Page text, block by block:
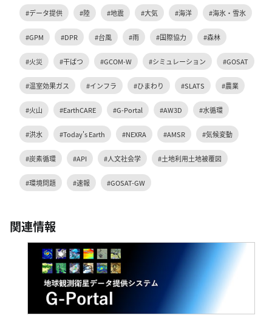
#データ提供 #陸 #地震 #大気 #海洋 #海氷・雪氷
#GPM #DPR #台風 #雨 #国際協力 #森林
#火災 #干ばつ #GCOM-W #シミュレーション #GOSAT
#温室効果ガス #インフラ #ひまわり #SLATS #農業
#火山 #EarthCARE #G-Portal #AW3D #水循環
#洪水 #Today's Earth #NEXRA #AMSR #気候変動
#炭素循環 #API #人文社会学 #土地利用土地被覆図
#環境問題 #速報 #GOSAT-GW
関連情報